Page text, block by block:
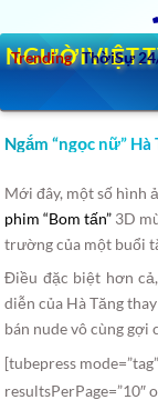
Trending ThờiSự
Ngắm “ngọc nữ”
Mới đây, một số hình
phim “Bom tấn” 3D
trường của một buổi
Điều đặc biệt hơn
diễn của Hà Tăng
bán nude vô cùng gợi
[tubepress
resultsPerPage=”10″